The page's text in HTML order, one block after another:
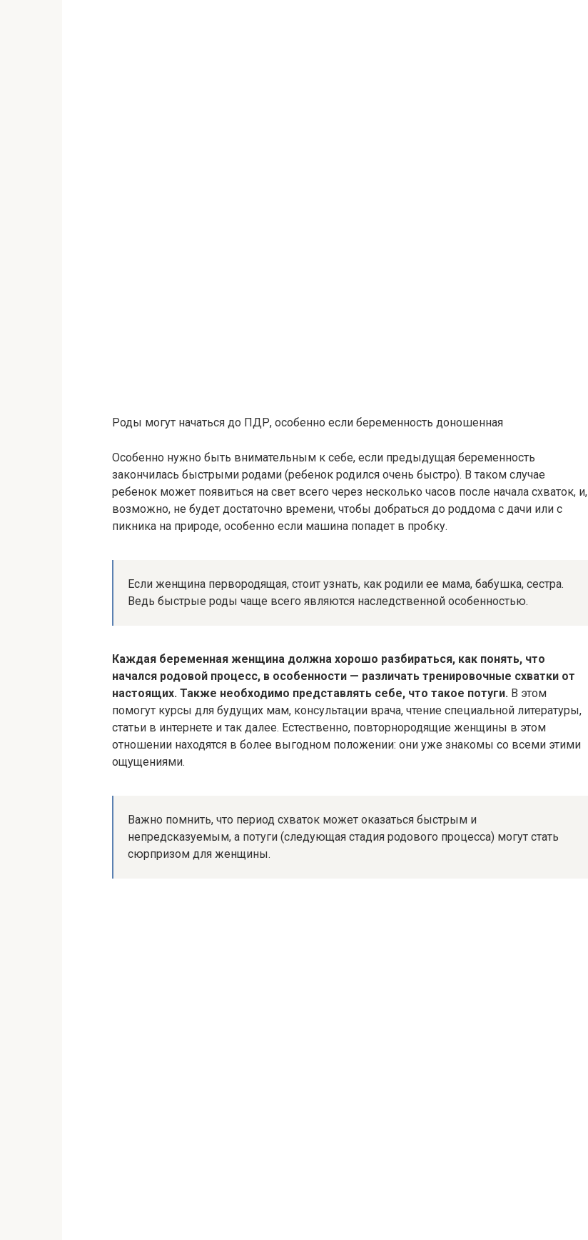
Роды могут начаться до ПДР, особенно если беременность доношенная
Особенно нужно быть внимательным к себе, если предыдущая беременность
закончилась быстрыми родами (ребенок родился очень быстро). В таком случае
ребенок может появиться на свет всего через несколько часов после начала схваток, и,
возможно, не будет достаточно времени, чтобы добраться до роддома с дачи или с
пикника на природе, особенно если машина попадет в пробку.
Если женщина первородящая, стоит узнать, как родили ее мама, бабушка, сестра.
Ведь быстрые роды чаще всего являются наследственной особенностью.
Каждая беременная женщина должна хорошо разбираться, как понять, что
начался родовой процесс, в особенности — различать тренировочные схватки от
настоящих. Также необходимо представлять себе, что такое потуги. В этом
помогут курсы для будущих мам, консультации врача, чтение специальной литературы,
статьи в интернете и так далее. Естественно, повторнородящие женщины в этом
отношении находятся в более выгодном положении: они уже знакомы со всеми этими
ощущениями.
Важно помнить, что период схваток может оказаться быстрым и
непредсказуемым, а потуги (следующая стадия родового процесса) могут стать
сюрпризом для женщины.